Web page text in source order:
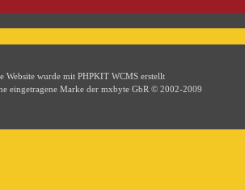
Website wurde mit PHPKIT WCMS erstellt
eingetragene Marke der mxbyte GbR © 2002-2009